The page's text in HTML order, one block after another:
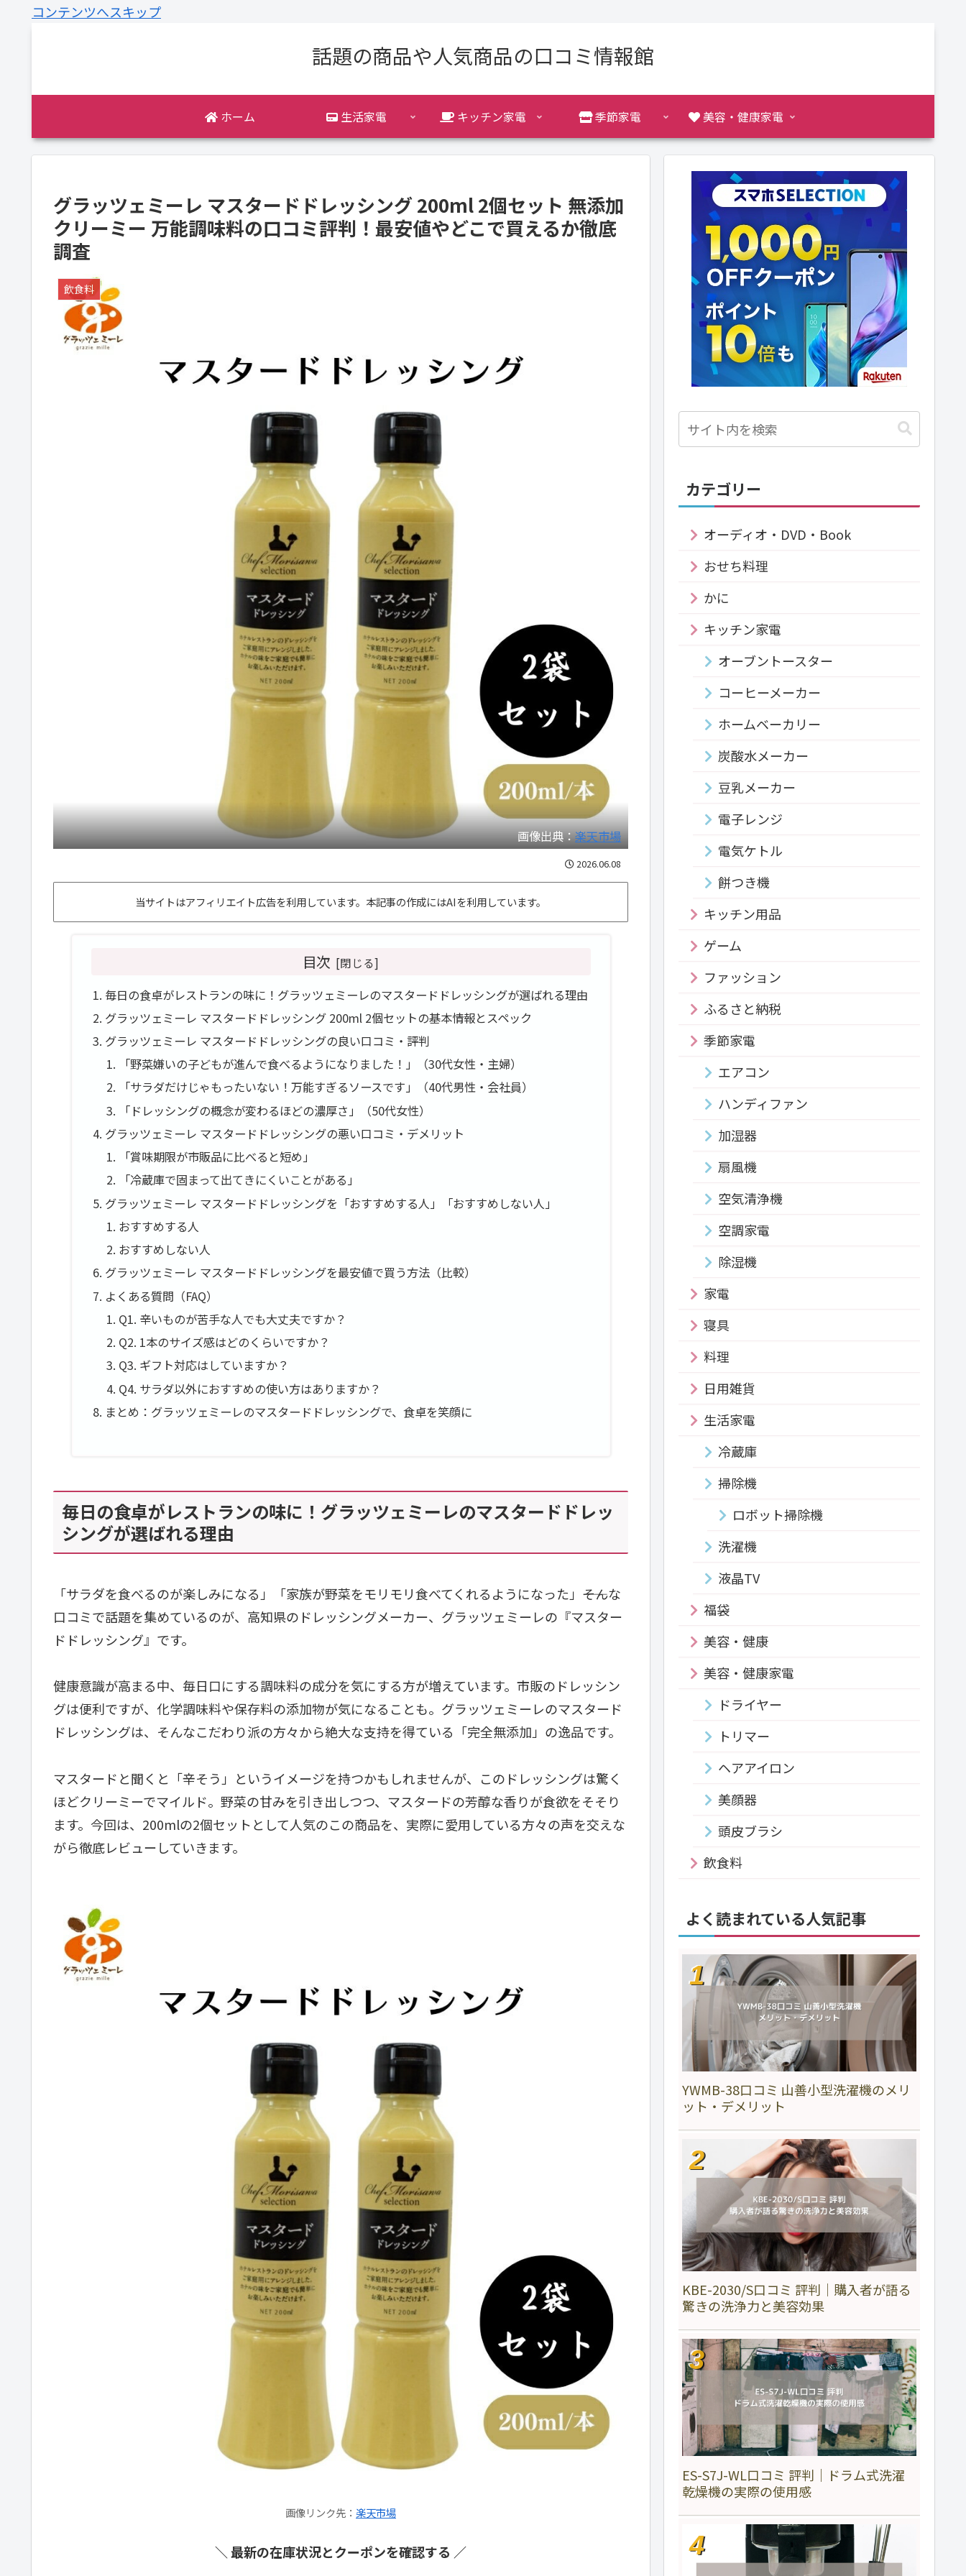
コンテンツへスキップ
話題の商品や人気商品の口コミ情報館
ホーム 生活家電 キッチン家電 季節家電 美容・健康家電
グラッツェミーレ マスタードドレッシング 200ml 2個セット 無添加
クリーミー 万能調味料の口コミ評判！最安値やどこで買えるか徹底
調査
飲食料
画像出典：楽天市場
2026.06.08
当サイトはアフィリエイト広告を利用しています。本記事の作成にはAIを利用しています。
目次
毎日の食卓がレストランの味に！グラッツェミーレのマスタードドレッシングが選ばれる理由
グラッツェミーレ マスタードドレッシング 200ml 2個セットの基本情報とスペック
グラッツェミーレ マスタードドレッシングの良い口コミ・評判
「野菜嫌いの子どもが進んで食べるようになりました！」（30代女性・主婦）
「サラダだけじゃもったいない！万能すぎるソースです」（40代男性・会社員）
「ドレッシングの概念が変わるほどの濃厚さ」（50代女性）
グラッツェミーレ マスタードドレッシングの悪い口コミ・デメリット
「賞味期限が市販品に比べると短め」
「冷蔵庫で固まって出てきにくいことがある」
グラッツェミーレ マスタードドレッシングを「おすすめする人」「おすすめしない人」
おすすめする人
おすすめしない人
グラッツェミーレ マスタードドレッシングを最安値で買う方法（比較）
よくある質問（FAQ）
Q1. 辛いものが苦手な人でも大丈夫ですか？
Q2. 1本のサイズ感はどのくらいですか？
Q3. ギフト対応はしていますか？
Q4. サラダ以外におすすめの使い方はありますか？
まとめ：グラッツェミーレのマスタードドレッシングで、食卓を笑顔に
毎日の食卓がレストランの味に！グラッツェミーレのマスタードドレッ
シングが選ばれる理由
「サラダを食べるのが楽しみになる」「家族が野菜をモリモリ食べてくれるようになった」――そんな
口コミで話題を集めているのが、高知県のドレッシングメーカー、グラッツェミーレの『マスター
ドドレッシング』です。
健康意識が高まる中、毎日口にする調味料の成分を気にする方が増えています。市販のドレッシン
グは便利ですが、化学調味料や保存料の添加物が気になることも。グラッツェミーレのマスタード
ドレッシングは、そんなこだわり派の方々から絶大な支持を得ている「完全無添加」の逸品です。
マスタードと聞くと「辛そう」というイメージを持つかもしれませんが、このドレッシングは驚く
ほどクリーミーでマイルド。野菜の甘みを引き出しつつ、マスタードの芳醇な香りが食欲をそそり
ます。今回は、200mlの2個セットとして人気のこの商品を、実際に愛用している方々の声を交えな
がら徹底レビューしていきます。
画像リンク先： 楽天市場
＼ 最新の在庫状況とクーポンを確認する ／
カテゴリー
オーディオ・DVD・Book
おせち料理
かに
キッチン家電
オーブントースター
コーヒーメーカー
ホームベーカリー
炭酸水メーカー
豆乳メーカー
電子レンジ
電気ケトル
餅つき機
キッチン用品
ゲーム
ファッション
ふるさと納税
季節家電
エアコン
ハンディファン
加湿器
扇風機
空気清浄機
空調家電
除湿機
家電
寝具
料理
日用雑貨
生活家電
冷蔵庫
掃除機
ロボット掃除機
洗濯機
液晶TV
福袋
美容・健康
美容・健康家電
ドライヤー
トリマー
ヘアアイロン
美顔器
頭皮ブラシ
飲食料
よく読まれている人気記事
YWMB-38口コミ 山善小型洗濯機のメリ
ット・デメリット
KBE-2030/S口コミ 評判｜購入者が語る
驚きの洗浄力と美容効果
ES-S7J-WL口コミ 評判｜ドラム式洗濯
乾燥機の実際の使用感